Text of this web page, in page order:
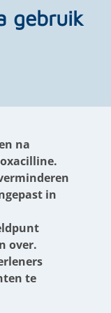
gebruik
na
in
over.
te